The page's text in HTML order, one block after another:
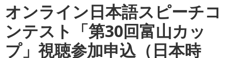
オンライン日本語スピーチコ
ンテスト「第30回富山カッ
プ」視聴参加申込（日本時